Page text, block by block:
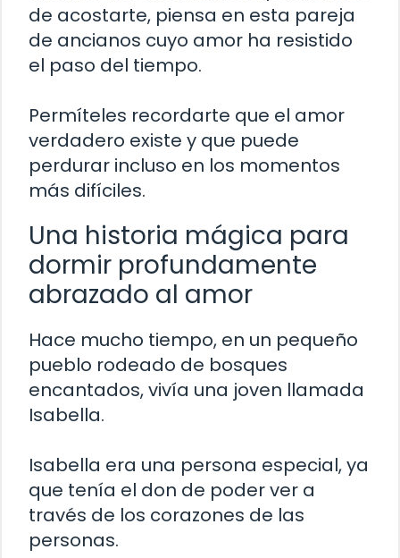
de acostarte, piensa en esta pareja
de ancianos cuyo amor ha resistido
el paso del tiempo.
Permíteles recordarte que el amor
verdadero existe y que puede
perdurar incluso en los momentos
más difíciles.
Una historia mágica para
dormir profundamente
abrazado al amor
Hace mucho tiempo, en un pequeño
pueblo rodeado de bosques
encantados, vivía una joven llamada
Isabella.
Isabella era una persona especial, ya
que tenía el don de poder ver a
través de los corazones de las
personas.